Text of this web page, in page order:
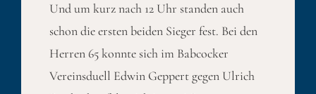
Und um kurz nach 12 Uhr standen auch
schon die ersten beiden Sieger fest. Bei den
Herren 65 konnte sich im Babcocker
Vereinsduell Edwin Geppert gegen Ulrich